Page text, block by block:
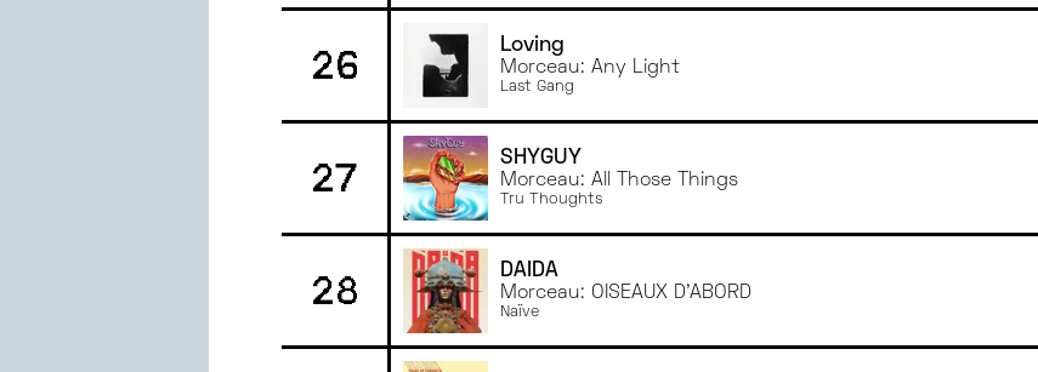
26 Loving
Morceau: Any Light
Last Gang
27 SHYGUY
Morceau: All Those Things
Tru Thoughts
28 DAÏDA
Morceau: OISEAUX D'ABORD
Naïve